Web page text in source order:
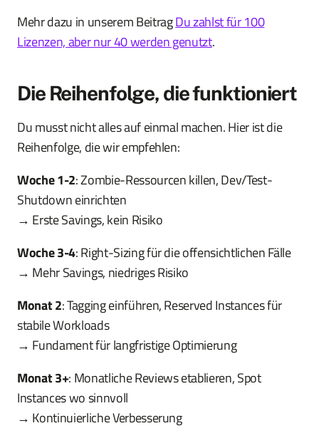
Mehr dazu in unserem BeitragDu zahlst für 100
Lizenzen, aber nur 40 werden genutzt.
Die Reihenfolge, die funktioniert
Du musst nicht alles auf einmal machen. Hier ist die
Reihenfolge, die wir empfehlen:
Woche 1-2: Zombie-Ressourcen killen, Dev/Test-
Shutdown einrichten
→ Erste Savings, kein Risiko
Woche 3-4: Right-Sizing für die offensichtlichen Fälle
→ Mehr Savings, niedriges Risiko
Monat 2: Tagging einführen, Reserved Instances für
stabile Workloads
→ Fundament für langfristige Optimierung
Monat 3+: Monatliche Reviews etablieren, Spot
Instances wo sinnvoll
→ Kontinuierliche Verbesserung